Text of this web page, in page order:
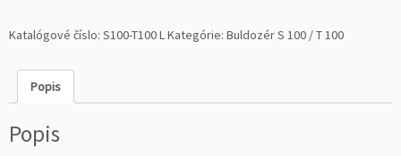
ž
o
B
Katalógové číslo: S100-T100 LKategórie: Buldozér S 100 / T 100
Popis
Popis